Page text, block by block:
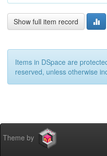
Show full item record
Items in DSpace are
reserved, unless otherwise
Theme by